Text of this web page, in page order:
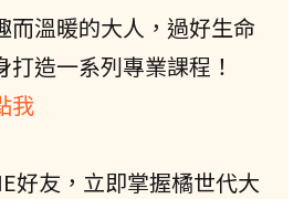
而溫暖的大人，過好生命
打造一系列專業課程！
我
好友，立即掌握橘世代大